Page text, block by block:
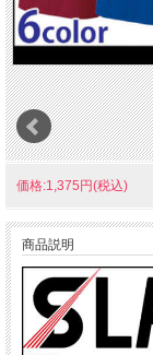
価格:1,375円(税込)
商品説明